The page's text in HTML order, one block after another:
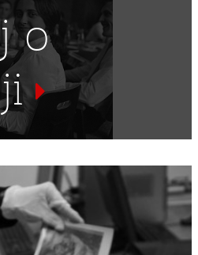
PARTIE POLITYCZNE
POLSKA
,MAŁOPOLSKA
DRUGA WOJNA
o